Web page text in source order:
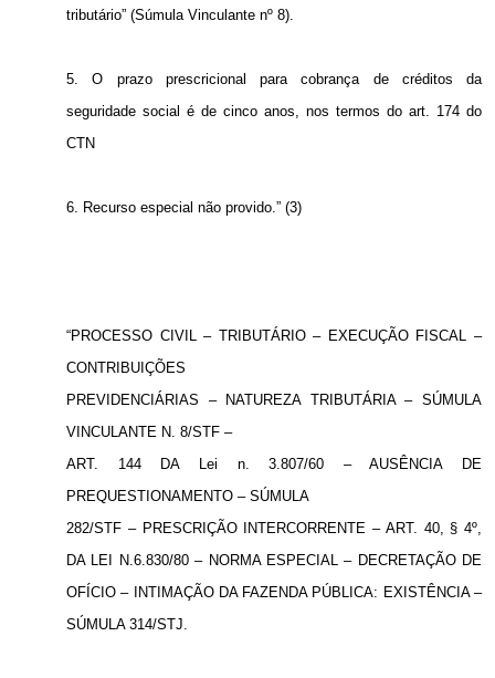
tributário” (Súmula Vinculante nº 8).
5. O prazo prescricional para cobrança de créditos da
seguridade social é de cinco anos, nos termos do art. 174 do
CTN
6. Recurso especial não provido.” (3)
“PROCESSO CIVIL – TRIBUTÁRIO – EXECUÇÃO FISCAL –
CONTRIBUIÇÕES
PREVIDENCIÁRIAS – NATUREZA TRIBUTÁRIA – SÚMULA
VINCULANTE N. 8/STF –
ART. 144 DA Lei n. 3.807/60 – AUSÊNCIA DE
PREQUESTIONAMENTO – SÚMULA
282/STF – PRESCRIÇÃO INTERCORRENTE – ART. 40, § 4º,
DA LEI N.6.830/80 – NORMA ESPECIAL – DECRETAÇÃO DE
OFÍCIO – INTIMAÇÃO DA FAZENDA PÚBLICA: EXISTÊNCIA –
SÚMULA 314/STJ.